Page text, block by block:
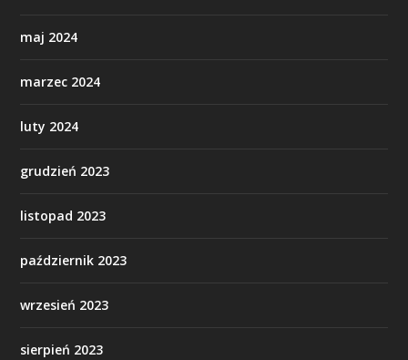
maj 2024
marzec 2024
luty 2024
grudzień 2023
listopad 2023
październik 2023
wrzesień 2023
sierpień 2023